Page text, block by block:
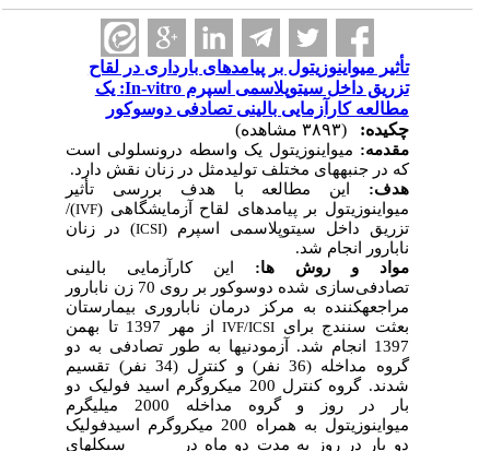
تأثیر میواینوزیتول بر پیامدهای بارداری در لقاح
تزریق داخل سیتوپلاسمی اسپرم In-vitro: یک
مطالعه کارآزمایی بالینی تصادفی دوسوکور
چکیده:
مقدمه:میواینوزیتول یک واسطه درون­سلولی است
که در جنبه­های مختلف تولید­مثل در زنان نقش دارد.
هدف:
این مطالعه با هدف بررسی تأثیر
میواینوزیتول بر پیامدهای لقاح آزمایشگاهی ( IVF
)/
تزریق داخل سیتوپلاسمی اسپرم (
ICSI) در زنان
نابارور انجام شد.
مواد و روش ­ها:
این کارآزمایی بالینی
تصادفی‌سازی شده دوسوکور بر روی 70 زن نابارور
مراجعه­کننده به مرکز درمان ناباروری بیمارستان
بعثت سنندج برایIVF/ICSI
از مهر 1397 تا بهمن
1397 انجام شد. آزمودنی­ها به طور تصادفی به دو
گروه مداخله (36 نفر) و کنترل (34 نفر) تقسیم
شدند. گروه کنترل 200 میکروگرم اسید فولیک دو
بار در روز و گروه مداخله 2000 میلی­گرم
میواینوزیتول به همراه 200 میکروگرم اسیدفولیک
دو بار در روز به مدت دو ماه در سیکل­های